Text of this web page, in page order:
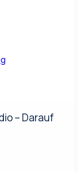
– Darauf